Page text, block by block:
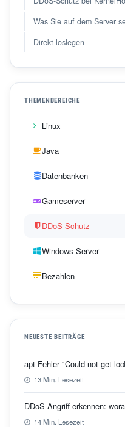
Was Sie auf dem Server
Direkt loslegen
THEMENBEREICHE
Linux
Java
Datenbanken
Gameserver
DDoS-Schutz
Windows Server
Bezahlen
NEUESTE BEITRÄGE
apt-Fehler "Could not get
13 Min. Lesezeit
DDoS-Angriff erkennen:
14 Min. Lesezeit